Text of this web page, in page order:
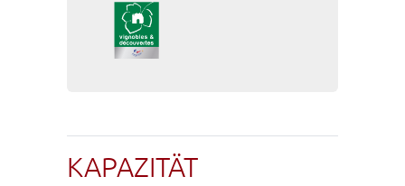
KAPAZITÄT